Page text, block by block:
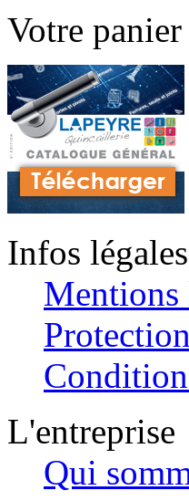
Votre
Infos légales
Mentions
L'entreprise
Qui